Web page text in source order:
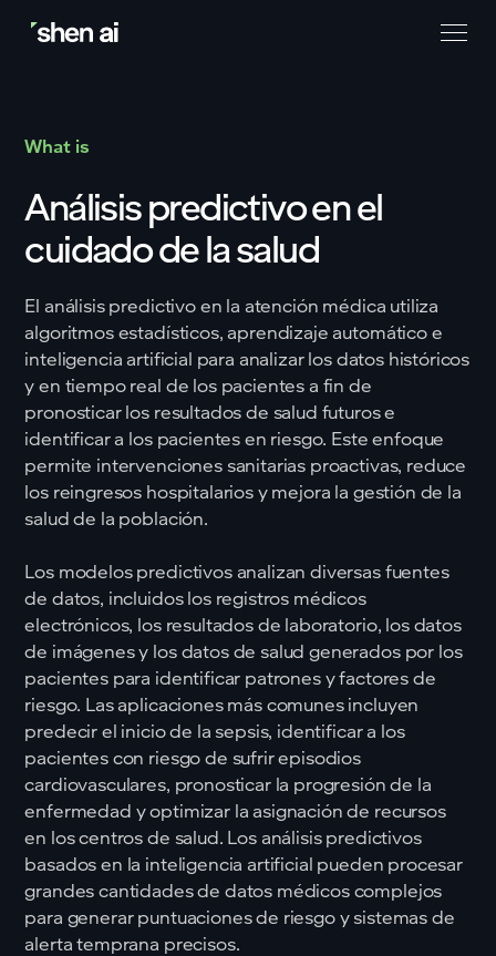
What is
Análisis predictivo en el
cuidado de la salud
El análisis predictivo en la atención médica utiliza
algoritmos estadísticos, aprendizaje automático e
inteligencia artificial para analizar los datos históricos
y en tiempo real de los pacientes a fin de
pronosticar los resultados de salud futuros e
identificar a los pacientes en riesgo. Este enfoque
permite intervenciones sanitarias proactivas, reduce
los reingresos hospitalarios y mejora la gestión de la
salud de la población.
Los modelos predictivos analizan diversas fuentes
de datos, incluidos los registros médicos
electrónicos, los resultados de laboratorio, los datos
de imágenes y los datos de salud generados por los
pacientes para identificar patrones y factores de
riesgo. Las aplicaciones más comunes incluyen
predecir el inicio de la sepsis, identificar a los
pacientes con riesgo de sufrir episodios
cardiovasculares, pronosticar la progresión de la
enfermedad y optimizar la asignación de recursos
en los centros de salud. Los análisis predictivos
basados en la inteligencia artificial pueden procesar
grandes cantidades de datos médicos complejos
para generar puntuaciones de riesgo y sistemas de
alerta temprana precisos.